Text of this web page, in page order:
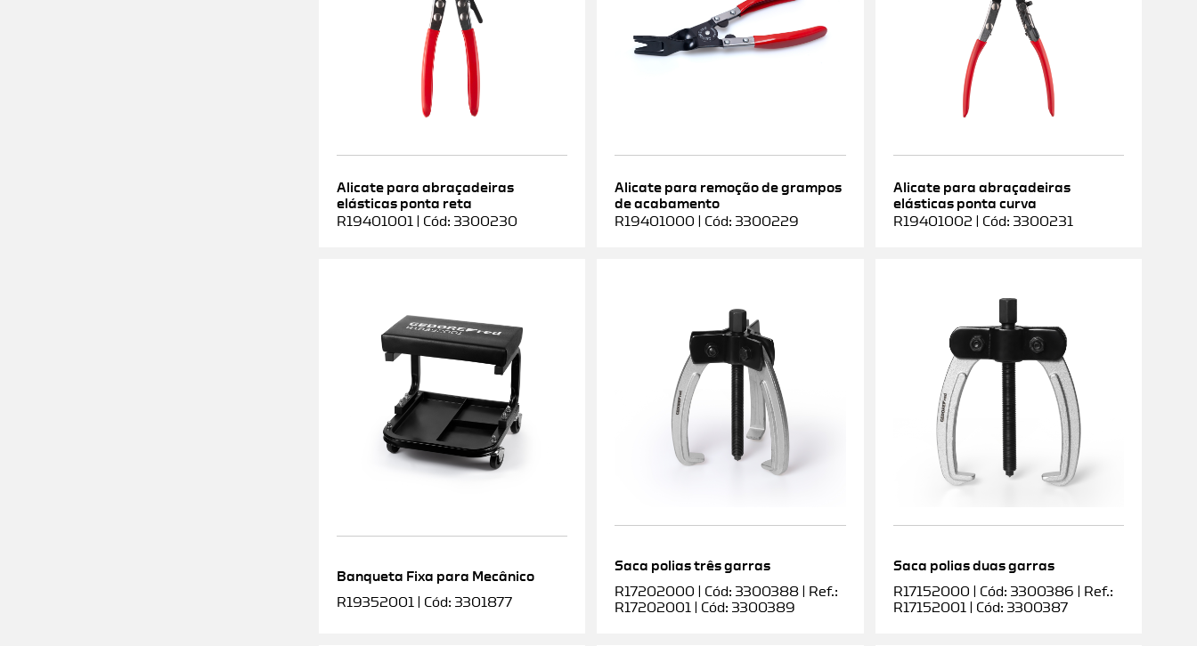
Alicate para abraçadeiras
elásticas ponta reta
R19401001 | Cód: 3300230
Alicate para remoção de grampos
de acabamento
R19401000 | Cód: 3300229
Alicate para abraçadeiras
elásticas ponta curva
R19401002 | Cód: 3300231
Banqueta Fixa para Mecânico
R19352001 | Cód: 3301877
Saca polias três garras
R17202000 | Cód: 3300388 | Ref.:
R17202001 | Cód: 3300389
Saca polias duas garras
R17152000 | Cód: 3300386 | Ref.:
R17152001 | Cód: 3300387